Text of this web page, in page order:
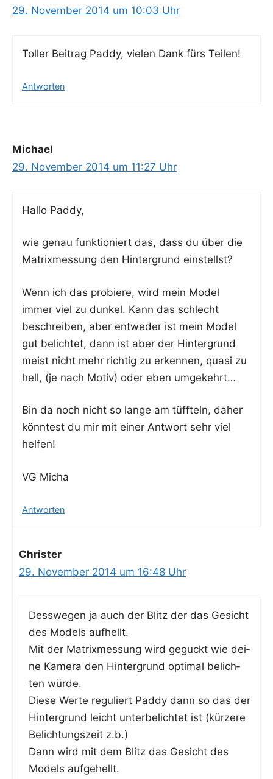
29. November 2014 um 10:03 Uhr
Tol­ler Bei­trag Pad­dy, vie­len Dank fürs Teilen!
Antworten
Michael
29. November 2014 um 11:27 Uhr
Hal­lo Paddy,
wie genau funk­tio­niert das, dass du über die
Matrix­mes­sung den Hin­ter­grund einstellst?
Wenn ich das pro­bie­re, wird mein Model
immer viel zu dun­kel. Kann das schlecht
beschrei­ben, aber ent­we­der ist mein Model
gut belich­tet, dann ist aber der Hin­ter­grund
meist nicht mehr rich­tig zu erken­nen, qua­si zu
hell, (je nach Motiv) oder eben umgekehrt…
Bin da noch nicht so lan­ge am tüff­teln, daher
könn­test du mir mit einer Ant­wort sehr viel
helfen!
VG Micha
Antworten
Christer
29. November 2014 um 16:48 Uhr
Dess­we­gen ja auch der Blitz der das Gesicht
des Models aufhellt.
Mit der Matrix­mes­sung wird geguckt wie dei­
ne Kame­ra den Hin­ter­grund opti­mal belich­
ten würde.
Die­se Wer­te regu­liert Pad­dy dann so das der
Hin­ter­grund leicht unter­be­lich­tet ist (kür­ze­re
Belich­tungs­zeit z.b.)
Dann wird mit dem Blitz das Gesicht des
Models aufgehellt.